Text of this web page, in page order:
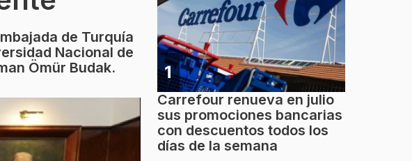
de Turquía
Nacional de
Ömür Budak.
1
Carrefour renueva en julio
sus promociones bancarias
con descuentos todos los
días de la semana